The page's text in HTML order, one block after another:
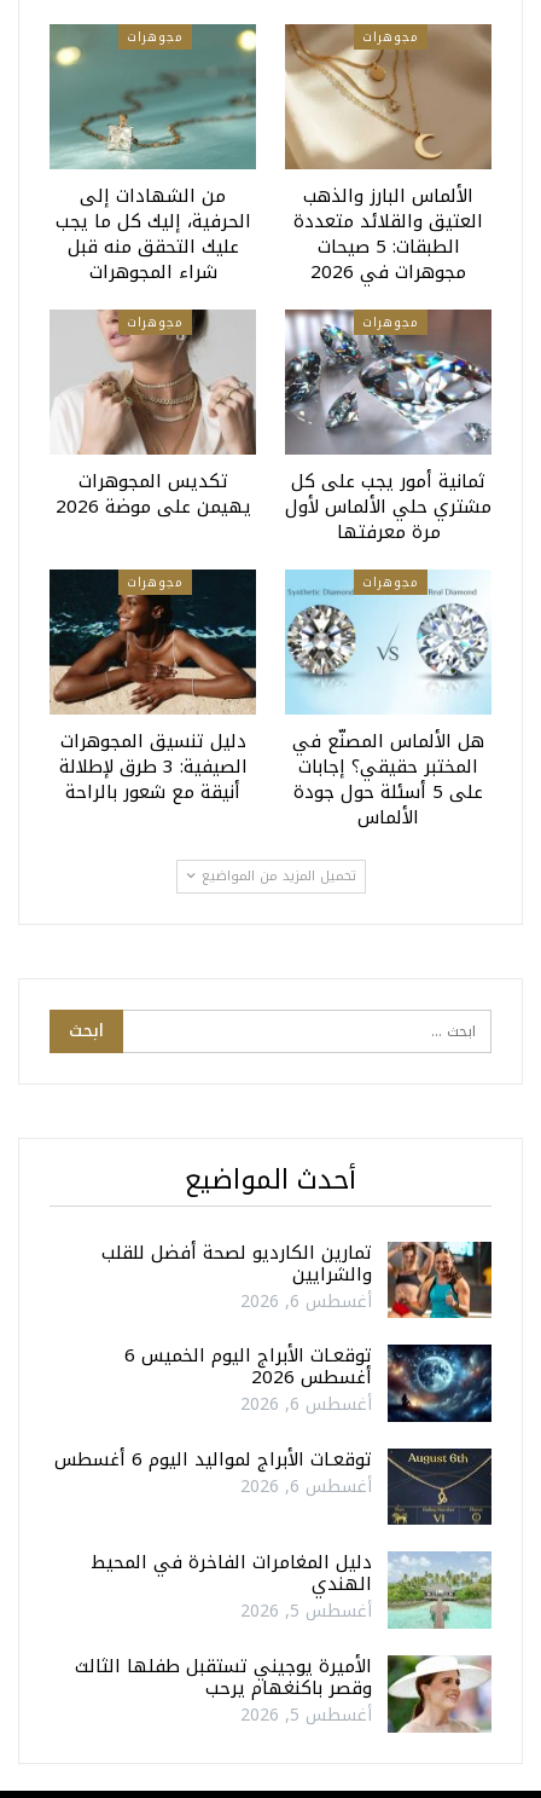
مجوهرات
الألماس البارز والذهب
العتيق والقلائد متعددة
الطبقات: 5 صيحات
مجوهرات في 2026
مجوهرات
من الشهادات إلى
الحرفية، إليك كل ما يجب
عليك التحقق منه قبل
شراء المجوهرات
مجوهرات
ثمانية أمور يجب على كل
مشتري حلي الألماس لأول
مرة معرفتها
مجوهرات
تكديس المجوهرات
يهيمن على موضة 2026
مجوهرات
هل الألماس المصنّع في
المختبر حقيقي؟ إجابات
على 5 أسئلة حول جودة
الألماس
مجوهرات
دليل تنسيق المجوهرات
الصيفية: 3 طرق لإطلالة
أنيقة مع شعور بالراحة
تحميل المزيد من المواضيع
أحدث المواضيع
تمارين الكارديو لصحة أفضل للقلب
والشرايين
أغسطس 6, 2026
توقعـات الأبراج اليوم الخميس 6
أغسطس 2026
أغسطس 6, 2026
توقعـات الأبراج لمواليد اليوم 6 أغسطس
أغسطس 6, 2026
دليل المغامرات الفاخرة في المحيط
الهندي
أغسطس 5, 2026
الأميرة يوجيني تستقبل طفلها الثالث
وقصر باكنغهام يرحب
أغسطس 5, 2026